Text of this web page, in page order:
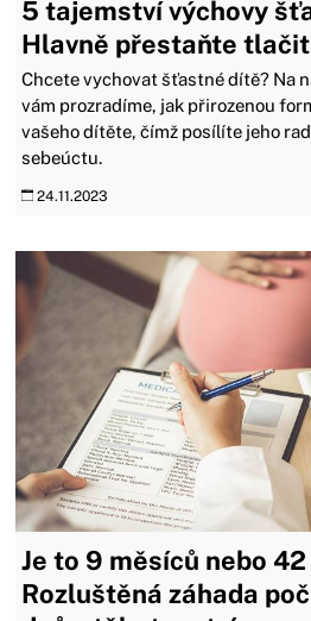
5 tajemství výchovy
Hlavně přestaňte
Chcete vychovat šťastné dítě? Na
vám prozradíme, jak přirozenou
vašeho dítěte, čímž posílíte jeho
sebeúctu.
24.11.2023
Je to 9 měsíců nebo
Rozluštěná záhada